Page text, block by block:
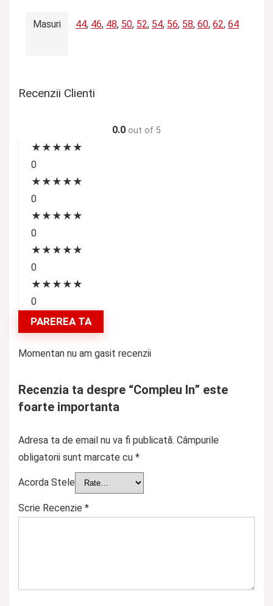
Masuri 44, 46, 48, 50, 52, 54, 56, 58, 60, 62, 64
Recenzii Clienti
0.0 out of 5
★ ★ ★ ★ ★
0
★ ★ ★ ★ ★
0
★ ★ ★ ★ ★
0
★ ★ ★ ★ ★
0
★ ★ ★ ★ ★
0
PAREREA TA
Momentan nu am gasit recenzii
Recenzia ta despre “Compleu In” este
foarte importanta
Adresa ta de email nu va fi publicată. Câmpurile
obligatorii sunt marcate cu *
Acorda Stele
Scrie Recenzie *